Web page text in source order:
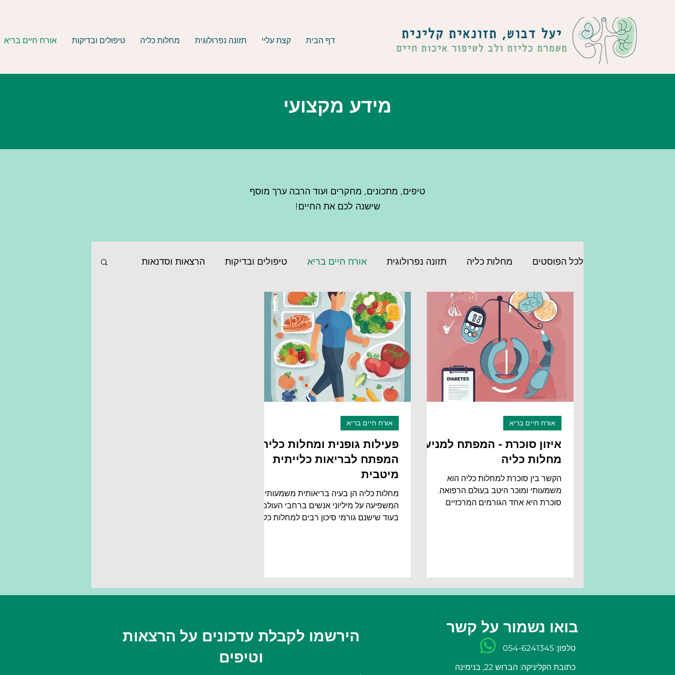
דף הבית קצת עליי תזונה נפרולוגית מחלות כליה טיפולים ובדיקות אורח חיים בריא
מידע מקצועי
טיפים, מתכונים, מחקרים ועוד הרבה ערך מוסף
שישנה לכם את החיים!
לכל הפוסטים מחלות כליה תזונה נפרולוגית אורח חיים בריא טיפולים ובדיקות הרצאות וסדנאות
איזון סוכרת - המפתח למניעת
מחלות כליה
הקשר בין סוכרת למחלות כליה הוא
משמעותי ומוכר היטב בעולם הרפואה.
סוכרת היא אחד הגורמים המרכזיים
אורח חיים בריא
פעילות גופנית ומחלות כליה:
המפתח לבריאות כלייתית
מיטבית
מחלות כליה הן בעיה בריאותית משמעותית
המשפיעה על מיליוני אנשים ברחבי העולם.
בעוד שישנם גורמי סיכון רבים למחלות כליה,
אורח חיים בריא
הירשמו לקבלת עדכונים על הרצאות
וטיפים
בואו נשמור על קשר
טלפון: 054-6241345
כתובת הקליניקה: הברוש 22, בנימינה